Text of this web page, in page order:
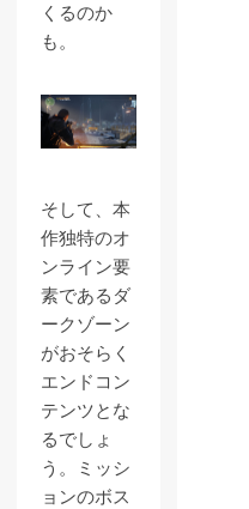
くるのか
も。
そして、本
作独特のオ
ンライン要
素であるダ
ークゾーン
がおそらく
エンドコン
テンツとな
るでしょ
う。ミッシ
ョンのボス